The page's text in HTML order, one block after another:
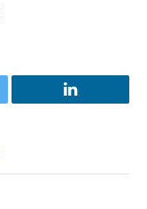
LinkedIn